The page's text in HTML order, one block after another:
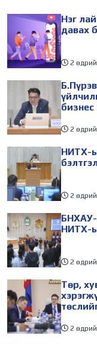
Нийслэлийн Нэг
давах
2
бизнес
2
НИТХ-
2
НИТХ-
2
Төр,
2